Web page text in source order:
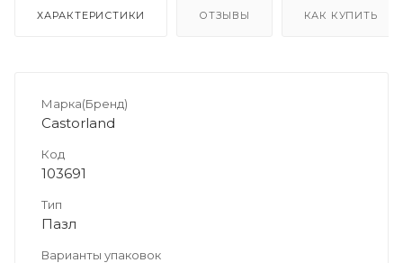
ХАРАКТЕРИСТИКИ ОТЗЫВЫ КАК КУПИТЬ
Марка(Бренд)
Castorland
Код
103691
Тип
Пазл
Варианты упаковок